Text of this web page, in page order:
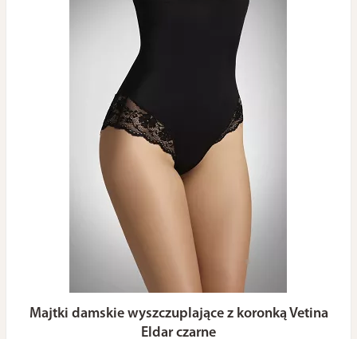
Majtki damskie wyszczuplające z koronką Vetina
Eldar czarne